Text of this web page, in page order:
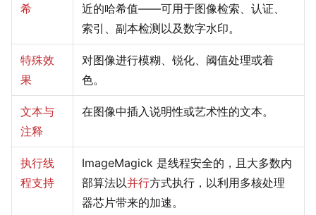
希
近的哈希值——可用于图像检索、认证、
索引、副本检测以及数字水印。
特殊效
果
对图像进行模糊、锐化、阈值处理或着
色。
文本与
注释
在图像中插入说明性或艺术性的文本。
执行线
程支持
ImageMagick 是线程安全的，且大多数内
部算法以并行方式执行，以利用多核处理
器芯片带来的加速。